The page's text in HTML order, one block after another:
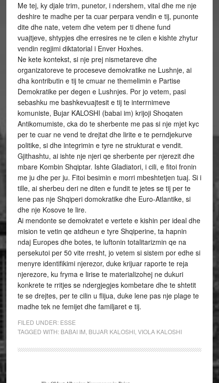
Me tej, ky djale trim, punetor, i ndershem, vital dhe me nje
deshire te madhe per ta cuar perpara vendin e tij, punonte
dite dhe nate, vetem dhe vetem per ti dhene fund
vuajtjeve, shtypjes dhe erresires ne te cilen e kishte zhytur
vendin regjimi diktatorial i Enver Hoxhes.
Ne kete kontekst, si nje prej nismetareve dhe
organizatoreve te proceseve demokratike ne Lushnje, ai
dha kontributin e tij te cmuar ne themelimin e Partise
Demokratike per degen e Lushnjes. Por jo vetem, pasi
sebashku me bashkevuajtesit e tij te interrnimeve
komuniste, Bujar KALOSHI (babai im) krijoji Shoqaten
Antikomumiste, cka do te sherbente me pas si nje mjet kyc
per te cuar ne vend te drejtat dhe lirite e te perndjekurve
politike, si dhe integrimin e tyre ne strukturat e vendit.
Gjithashtu, ai ishte nje njeri qe sherbente per njerezit dhe
mbare Kombin Shqiptar. Ishte Gladiatori, i cili, e fitoi fronin
me ju dhe per ju. Fitoi besimin e morri mbeshtetjen tuaj. Si i
tille, ai sherbeu deri ne diten e fundit te jetes se tij per te
lene pas nje Shqiperi domokratike dhe Euro-Atlantike, si
dhe nje Kosove te lire.
Ai mendonte se demokratet e vertete e kishin per ideal dhe
mision te vetin qe atdheun e tyre Shqiperine, ta hapnin
ndaj Europes dhe botes, te luftonin totalitarizmin qe na
persekutoi per 50 vite rresht, jo vetem si sistem por edhe si
menyre identifikimi njerezor, duke krijuar raporte te reja
njerezore, ku fryma e lirise te materializohej ne dukuri
konkrete te rritjes se ndergjegjes kombetare dhe te shtetit
te se drejtes, per te cilin u flijua, duke lene pas nje plage te
madhe tek ne femijet dhe familjaret e tij.
FILED UNDER: ESSE
TAGGED WITH: BABAI IM BUJAR KALOSHI, VIOLA KALOSHI